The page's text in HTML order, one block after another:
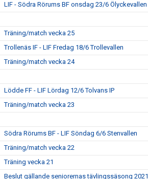
LIF - Södra Rörums BF onsdag 23/6 Ölyckevallen
Träning/match vecka 25
Trollenäs IF - LIF Fredag 18/6 Trollevallen
Träning/match vecka 24
Lödde FF - LIF Lördag 12/6 Tolvans IP
Träning/match vecka 23
Södra Rörums BF - LIF Söndag 6/6 Stenvallen
Träning/match vecka 22
Träning vecka 21
Beslut gällande seniorernas tävlingssäsong 2021